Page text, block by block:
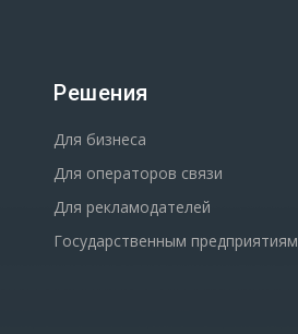
Решения
Для бизнеса
Для операторов связи
Для рекламодателей
Государственным предприятиям